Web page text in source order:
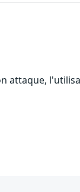
attaque,